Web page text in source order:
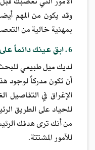
وقد يكون من المهم
بمهنية خالية من
6. ابق عينك دائماً على الصورة الكبيرة!
لديك ميل طبيعي
أن تكون مدركاً لوجود
الإغراق في
للحياد على الطريق
من أنك ترى هدفك
للأمور المشتتة.